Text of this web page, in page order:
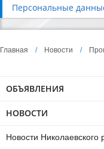
Персональные
Главная / Новости /
ОБЪЯВЛЕНИЯ
НОВОСТИ
Новости Николаевского